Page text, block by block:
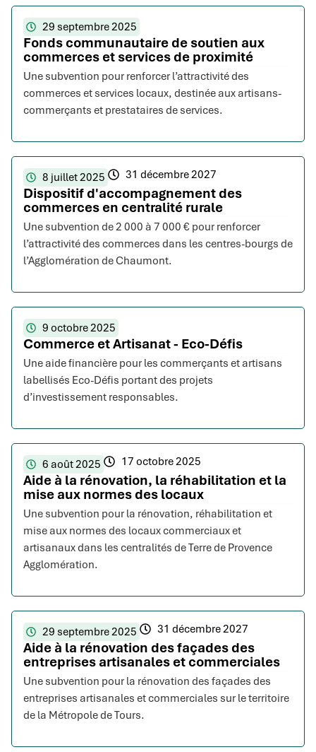
29 septembre 2025
Fonds communautaire de soutien aux
commerces et services de proximité
Une subvention pour renforcer l’attractivité des
commerces et services locaux, destinée aux artisans-
commerçants et prestataires de services.
8 juillet 2025 31 décembre 2027
Dispositif d'accompagnement des
commerces en centralité rurale
Une subvention de 2 000 à 7 000 € pour renforcer
l’attractivité des commerces dans les centres-bourgs de
l’Agglomération de Chaumont.
9 octobre 2025
Commerce et Artisanat - Eco-Défis
Une aide financière pour les commerçants et artisans
labellisés Eco-Défis portant des projets
d’investissement responsables.
6 août 2025 17 octobre 2025
Aide à la rénovation, la réhabilitation et la
mise aux normes des locaux
Une subvention pour la rénovation, réhabilitation et
mise aux normes des locaux commerciaux et
artisanaux dans les centralités de Terre de Provence
Agglomération.
29 septembre 2025 31 décembre 2027
Aide à la rénovation des façades des
entreprises artisanales et commerciales
Une subvention pour la rénovation des façades des
entreprises artisanales et commerciales sur le territoire
de la Métropole de Tours.